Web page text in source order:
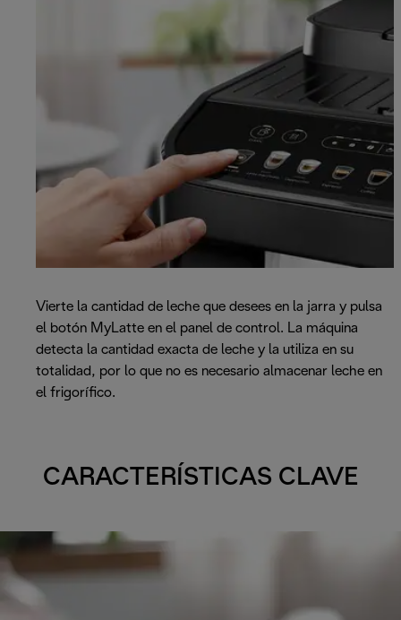
Vierte la cantidad de leche que desees en la jarra y pulsa
el botón MyLatte en el panel de control. La máquina
detecta la cantidad exacta de leche y la utiliza en su
totalidad, por lo que no es necesario almacenar leche en
el frigorífico.
CARACTERÍSTICAS CLAVE